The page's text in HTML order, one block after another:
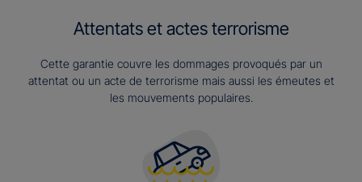
Attentats et actes terrorisme
Cette garantie couvre les dommages provoqués par un
attentat ou un acte de terrorisme mais aussi les émeutes et
les mouvements populaires.